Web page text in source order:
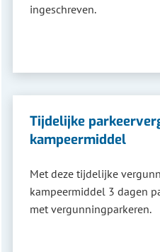
ingeschreven.
Tijdelijke
kampeermiddel
Met deze tijdelijke
kampeermiddel 3 dagen
met vergunningparkeren.